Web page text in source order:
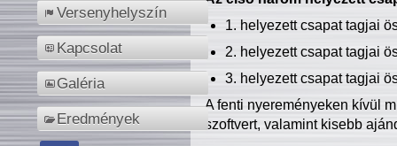
Versenyhelyszín
Kapcsolat
Galéria
Eredmények
1. helyezett csapat tagjai
2. helyezett csapat tagjai
3. helyezett csapat tagjai
A fenti nyereményeken kívül
szoftvert, valamint kisebb